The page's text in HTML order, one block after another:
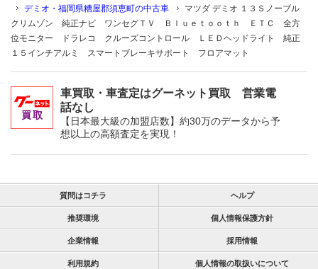
デミオ・福岡県糟屋郡須恵町の中古車
マツダ デミオ １３Ｓノーブル
クリムゾン 純正ナビ ワンセグＴＶ Ｂｌｕｅｔｏｏｔｈ ＥＴＣ 全方
位モニター ドラレコ クルーズコントロール ＬＥＤヘッドライト 純正
１５インチアルミ スマートブレーキサポート フロアマット
車買取・車査定はグーネット買取 営業電
話なし
【日本最大級の加盟店数】約30万のデータから予
想以上の高額査定を実現！
質問はコチラ ヘルプ
推奨環境 個人情報保護方針
企業情報 採用情報
利用規約 個人情報の取扱いについて